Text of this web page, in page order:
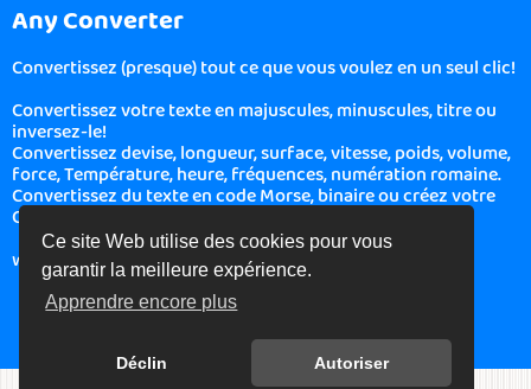
Ce site Web utilise des cookies pour vous
garantir la meilleure expérience.
Apprendre encore plus
Déclin Autoriser
Any Converter
Convertissez (presque) tout ce que vous voulez en un seul clic!
Convertissez votre texte en majuscules, minuscules, titre ou
inversez-le!
Convertissez devise, longueur, surface, vitesse, poids, volume,
force, Température, heure, fréquences, numération romaine.
Convertissez du texte en code Morse, binaire ou créez votre
QR Code!
www.boonote.com/anyconverter © BooNote 2026